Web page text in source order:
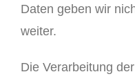
Daten geben wir
weiter.
Die Verarbeitung